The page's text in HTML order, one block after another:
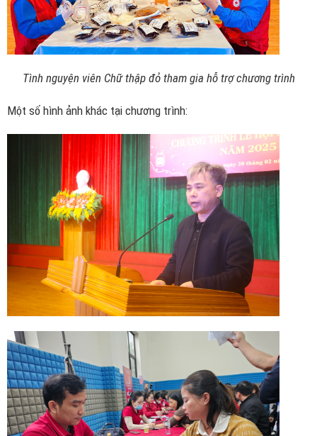
Tình nguyện viên Chữ thập đỏ tham gia hỗ trợ chương trình
Một số hình ảnh khác tại chương trình: